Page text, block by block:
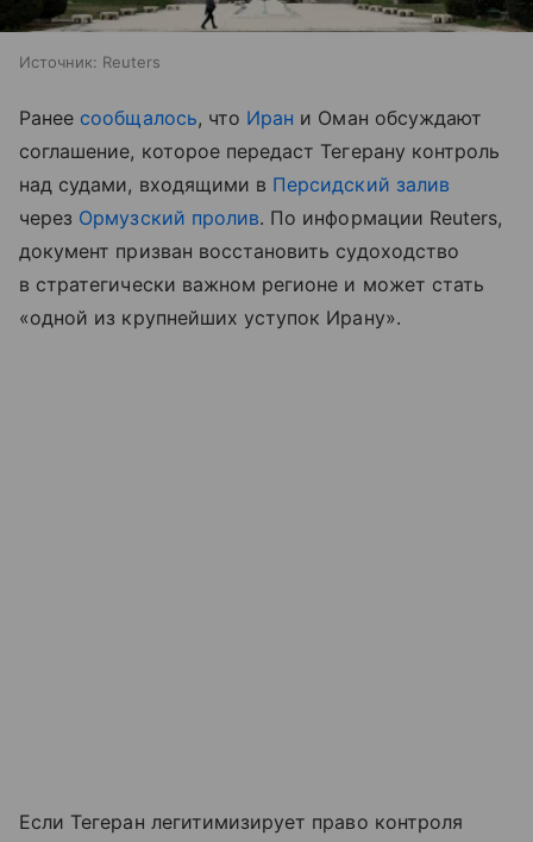
Источник: Reuters
Ранее сообщалось, что Иран и Оман обсуждают
соглашение, которое передаст Тегерану контроль
над судами, входящими в Персидский залив
через Ормузский пролив. По информации Reuters,
документ призван восстановить судоходство
в стратегически важном регионе и может стать
«одной из крупнейших уступок Ирану».
Если Тегеран легитимизирует право контроля